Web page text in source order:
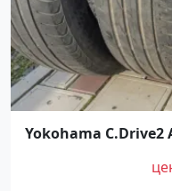
Yokohama C.Drive2